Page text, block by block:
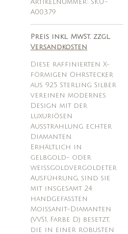
Artikelnummer: SKU-
A00379
Preis inkl. MwSt. zzgl.
Versandkosten
Diese raffinierten X-
förmigen Ohrstecker
aus 925 Sterling Silber
vereinen modernes
Design mit der
luxuriösen
Ausstrahlung echter
Diamanten.
Erhältlich in
gelbgold- oder
weißgoldvergoldeter
Ausführung, sind sie
mit insgesamt 24
handgefassten
Moissanit-Diamanten
(VVS1, Farbe D) besetzt,
die in einer robusten